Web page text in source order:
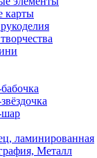
карты
шар
ламинированная
Металл